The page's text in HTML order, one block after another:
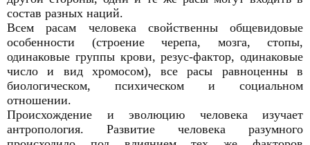
состав разных наций.
Всем расам человека свойственны общевидовые
особенности (строение черепа, мозга, стопы,
одинаковые группы крови, резус-фактор, одинаковые
число и вид хромосом), все расы равноценны в
биологическом, психическом и социальном
отношении.
Происхождение и эволюцию человека изучает
антропология. Развитие человека разумного